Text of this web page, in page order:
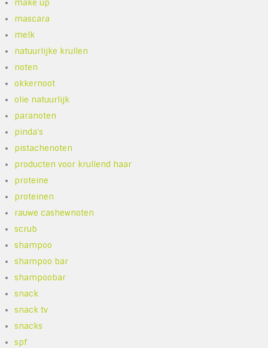
make up
mascara
melk
natuurlijke krullen
noten
okkernoot
olie natuurlijk
paranoten
pinda's
pistachenoten
producten voor krullend haar
proteine
proteinen
rauwe cashewnoten
scrub
shampoo
shampoo bar
shampoobar
snack
snack tv
snacks
spf